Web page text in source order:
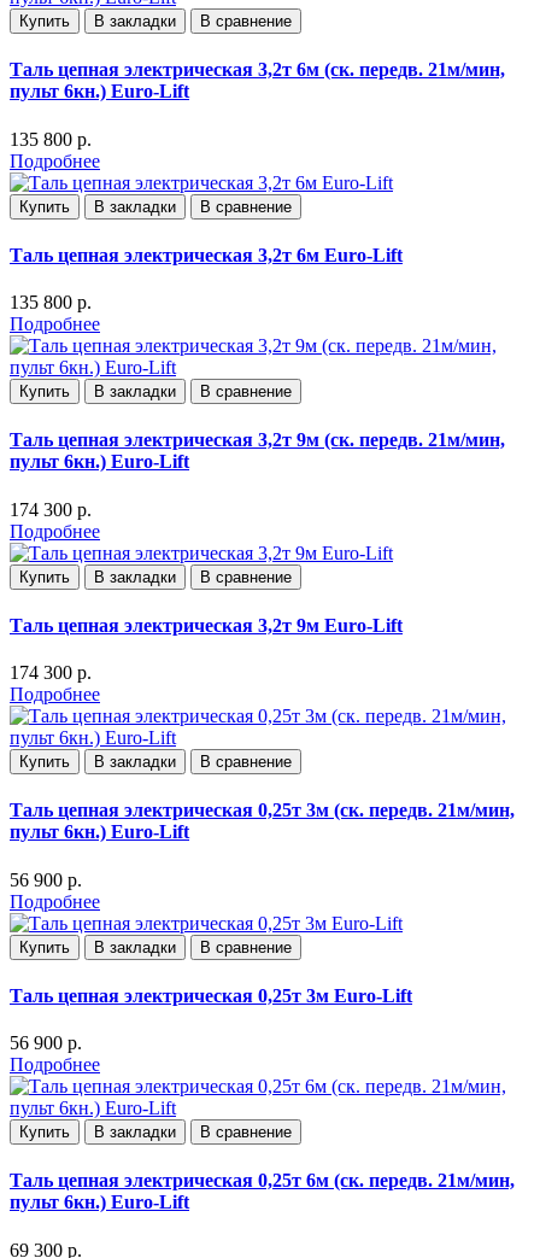
Купить В закладки В сравнение
Таль цепная электрическая 3,2т 6м (ск. передв. 21м/мин,
пульт 6кн.) Euro-Lift
135 800 р.
Подробнее
Купить В закладки В сравнение
Таль цепная электрическая 3,2т 6м Euro-Lift
135 800 р.
Подробнее
Купить В закладки В сравнение
Таль цепная электрическая 3,2т 9м (ск. передв. 21м/мин,
пульт 6кн.) Euro-Lift
174 300 р.
Подробнее
Купить В закладки В сравнение
Таль цепная электрическая 3,2т 9м Euro-Lift
174 300 р.
Подробнее
Купить В закладки В сравнение
Таль цепная электрическая 0,25т 3м (ск. передв. 21м/мин,
пульт 6кн.) Euro-Lift
56 900 р.
Подробнее
Купить В закладки В сравнение
Таль цепная электрическая 0,25т 3м Euro-Lift
56 900 р.
Подробнее
Купить В закладки В сравнение
Таль цепная электрическая 0,25т 6м (ск. передв. 21м/мин,
пульт 6кн.) Euro-Lift
69 300 р.